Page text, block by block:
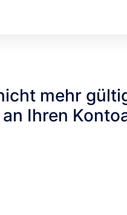
mehr
Ihren